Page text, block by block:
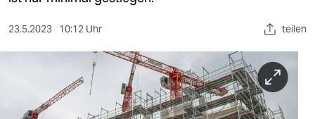
berlin
23.5.2023 10:12 Uhr teilen